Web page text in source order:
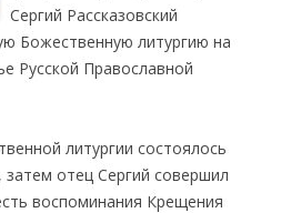
Сергий Рассказовский
Божественную литургию на
Русской Православной
литургии состоялось
затем отец Сергий совершил
воспоминания Крещения